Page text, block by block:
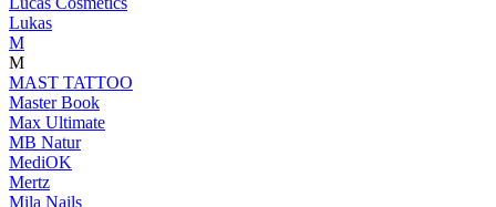
Lukas
M
M
MAST TATTOO
Master Book
Max Ultimate
MB Natur
MediOK
Mertz
Mila Nails